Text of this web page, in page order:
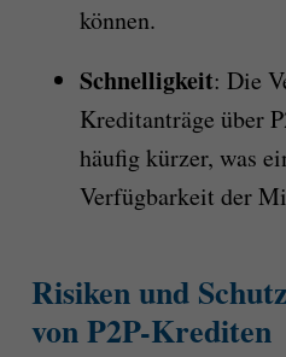
können.
Schnelligkeit: Die
Kreditanträge über
häufig kürzer, was
Verfügbarkeit der
Risiken und
von P2P-Krediten